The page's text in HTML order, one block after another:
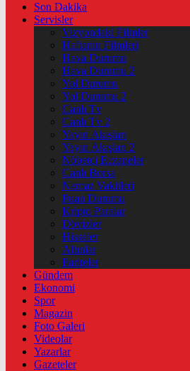
Son Dakika
Servisler
Vizyondaki Filmler
Haftanin Filmleri
Hava Durumu
Hava Durumu 2
Yol Durumu
Yol Durumu 2
Canlı Tv
Canlı Tv 2
Yayın Akışları
Yayın Akışları 2
Nöbetçi Eczaneler
Canlı Borsa
Namaz Vakitleri
Puan Durumu
Kripto Paralar
Dövizler
Hisseler
Altınlar
Pariteler
Gündem
Ekonomi
Spor
Magazin
Foto Galeri
Videolar
Yazarlar
Gazeteler